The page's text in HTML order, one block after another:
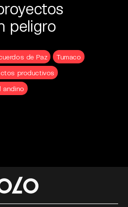
peligro
de Paz
Tumaco
productivos
andino